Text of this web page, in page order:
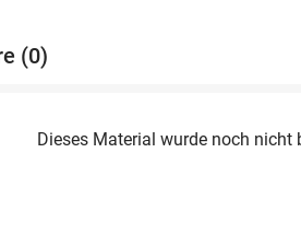
(0)
Dieses Material wurde noch nicht